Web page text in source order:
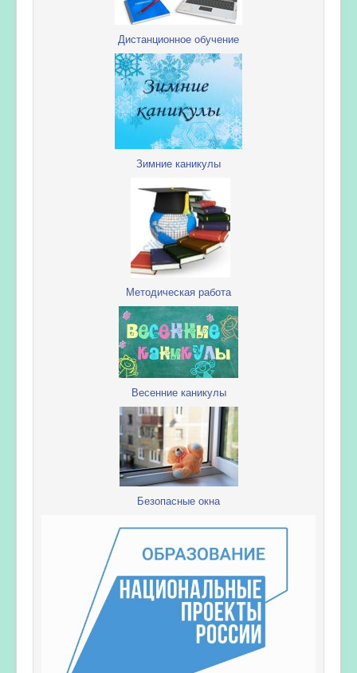
Дистанционное обучение
Зимние каникулы
Методическая работа
Весенние каникулы
Безопасные окна